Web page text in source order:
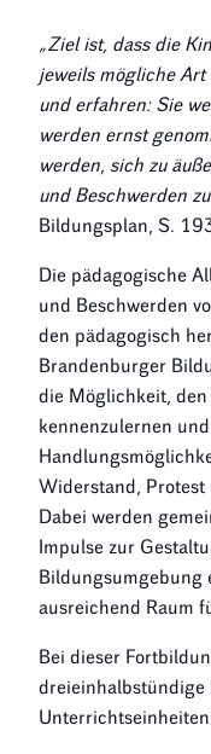
„Ziel ist, dass die
jeweils mögliche
und erfahren: Sie
werden ernst
werden, sich zu
und Beschwerden
Bildungsplan, S.
Die pädagogische
und Beschwerden
den pädagogisch
Brandenburger
die Möglichkeit,
kennenzulernen
Widerstand, Protest
Dabei werden
Impulse zur
Bildungsumgebung
ausreichend Raum
Bei dieser
dreieinhalbstündige